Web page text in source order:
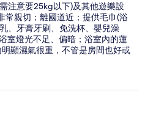
注意要25kg以下)及其他遊樂設
常親切；離國道近；提供毛巾(浴
、牙膏牙刷、免洗杯、嬰兒澡
室燈光不足、偏暗；浴室內的蓮
顯濕氣很重，不管是房間也好或
的電視是非常舊型的(很厚)，其
6人房共用1間衛浴有點不太